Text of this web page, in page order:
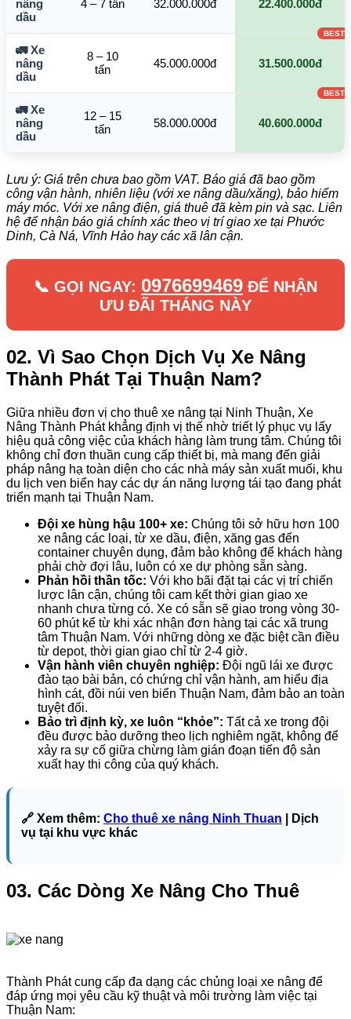
nâng
dầu
4 – 7 tấn 32.000.000đ 22.400.000đ
🚛 Xe
nâng
dầu
8 – 10
tấn
45.000.000đ 31.500.000đ
🚛 Xe
nâng
dầu
12 – 15
tấn
58.000.000đ 40.600.000đ
Lưu ý: Giá trên chưa bao gồm VAT. Báo giá đã bao gồm
công vận hành, nhiên liệu (với xe nâng dầu/xăng), bảo hiểm
máy móc. Với xe nâng điện, giá thuê đã kèm pin và sạc. Liên
hệ để nhận báo giá chính xác theo vị trí giao xe tại Phước
Dinh, Cà Ná, Vĩnh Hảo hay các xã lân cận.
📞 GỌI NGAY: 0976699469 ĐỂ NHẬN
ƯU ĐÃI THÁNG NÀY
02. Vì Sao Chọn Dịch Vụ Xe Nâng
Thành Phát Tại Thuận Nam?
Giữa nhiều đơn vị cho thuê xe nâng tại Ninh Thuận, Xe
Nâng Thành Phát khẳng định vị thế nhờ triết lý phục vụ lấy
hiệu quả công việc của khách hàng làm trung tâm. Chúng tôi
không chỉ đơn thuần cung cấp thiết bị, mà mang đến giải
pháp nâng hạ toàn diện cho các nhà máy sản xuất muối, khu
du lịch ven biển hay các dự án năng lượng tái tạo đang phát
triển mạnh tại Thuận Nam.
Đội xe hùng hậu 100+ xe: Chúng tôi sở hữu hơn 100
xe nâng các loại, từ xe dầu, điện, xăng gas đến
container chuyên dụng, đảm bảo không để khách hàng
phải chờ đợi lâu, luôn có xe dự phòng sẵn sàng.
Phản hồi thần tốc: Với kho bãi đặt tại các vị trí chiến
lược lân cận, chúng tôi cam kết thời gian giao xe
nhanh chưa từng có. Xe có sẵn sẽ giao trong vòng 30-
60 phút kể từ khi xác nhận đơn hàng tại các xã trung
tâm Thuận Nam. Với những dòng xe đặc biệt cần điều
từ depot, thời gian giao chỉ từ 2-4 giờ.
Vận hành viên chuyên nghiệp: Đội ngũ lái xe được
đào tạo bài bản, có chứng chỉ vận hành, am hiểu địa
hình cát, đồi núi ven biển Thuận Nam, đảm bảo an toàn
tuyệt đối.
Bảo trì định kỳ, xe luôn “khỏe”: Tất cả xe trong đội
đều được bảo dưỡng theo lịch nghiêm ngặt, không để
xảy ra sự cố giữa chừng làm gián đoạn tiến độ sản
xuất hay thi công của quý khách.
🔗 Xem thêm: Cho thuê xe nâng Ninh Thuan | Dịch
vụ tại khu vực khác
03. Các Dòng Xe Nâng Cho Thuê
Thành Phát cung cấp đa dạng các chủng loại xe nâng để
đáp ứng mọi yêu cầu kỹ thuật và môi trường làm việc tại
Thuận Nam: